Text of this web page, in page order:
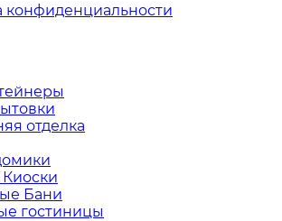
конфиденциальности
отделка
Бани
гостиницы